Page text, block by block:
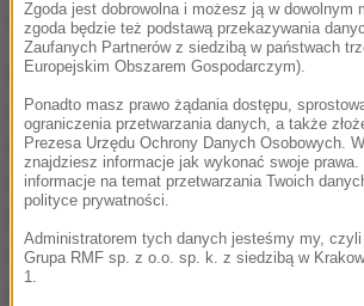
w roli głównej.
Najnowsze doniesienia badaczy z
że właściciele klubów sportowych
dyscyplinach, takich jak właśnie
czy choćby hokej na lodzie, nie
wstrząśnieniu mózgu do gry nie
głowy, ale też nóg. O ile w
Zgoda jest dobrowolna i możesz ją w dowolnym
zgoda będzie też podstawą przekazywania
Zaufanych Partnerów z siedzibą w państwach
Europejskim Obszarem Gospodarczym).
Ponadto masz prawo żądania dostępu,
ograniczenia przetwarzania danych, a także
Prezesa Urzędu Ochrony Danych Osobowych.
znajdziesz informacje jak wykonać swoje prawa.
informacje na temat przetwarzania Twoich
polityce prywatności.
Administratorem tych danych jesteśmy my,
Grupa RMF sp. z o.o. sp. k. z siedzibą w
1.